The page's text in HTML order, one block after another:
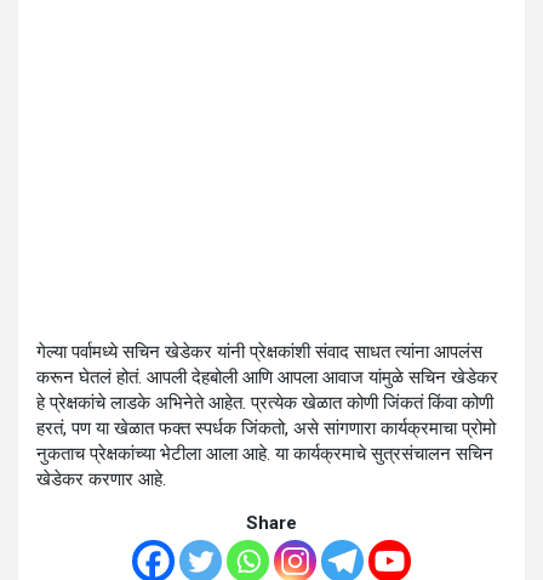
गेल्या पर्वामध्ये सचिन खेडेकर यांनी प्रेक्षकांशी संवाद साधत त्यांना आपलंस
करून घेतलं होतं. आपली देहबोली आणि आपला आवाज यांमुळे सचिन खेडेकर
हे प्रेक्षकांचे लाडके अभिनेते आहेत. प्रत्येक खेळात कोणी जिंकतं किंवा कोणी
हरतं, पण या खेळात फक्त स्पर्धक जिंकतो, असे सांगणारा कार्यक्रमाचा प्रोमो
नुकताच प्रेक्षकांच्या भेटीला आला आहे. या कार्यक्रमाचे सुत्रसंचालन सचिन
खेडेकर करणार आहे.
Share